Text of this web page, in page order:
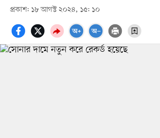
প্রকাশ: ১৮ আগস্ট ২০২৪, ১৫: ১০